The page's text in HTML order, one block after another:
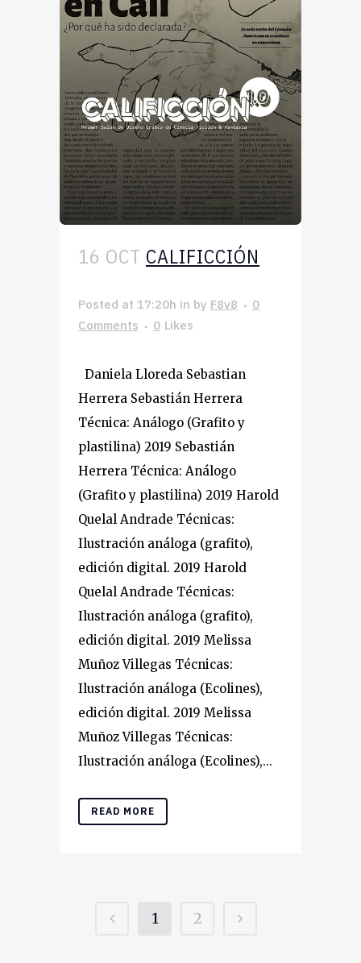
16 OCT CALIFICCIÓN
Posted at 17:20h in by F8v8
0
Comments
0 Likes
Daniela Lloreda Sebastian
Herrera Sebastián Herrera
Técnica: Análogo (Grafito y
plastilina) 2019 Sebastián
Herrera Técnica: Análogo
(Grafito y plastilina) 2019 Harold
Quelal Andrade Técnicas:
Ilustración análoga (grafito),
edición digital. 2019 Harold
Quelal Andrade Técnicas:
Ilustración análoga (grafito),
edición digital. 2019 Melissa
Muñoz Villegas Técnicas:
Ilustración análoga (Ecolines),
edición digital. 2019 Melissa
Muñoz Villegas Técnicas:
Ilustración análoga (Ecolines),...
READ MORE
1 2